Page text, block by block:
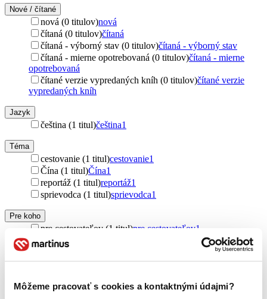
Môžeme pracovať s cookies a kontaktnými údajmi?
Nové / čítané
nová (0 titulov)nová
čítaná (0 titulov)čítaná
čítaná - výborný stav (0 titulov)čítaná - výborný stav
čítaná - mierne opotrebovaná (0 titulov)čítaná - mierne
opotrebovaná
čítané verzie vypredaných kníh (0 titulov)čítané verzie
vypredaných kníh
Jazyk
čeština (1 titul)čeština1
Téma
cestovanie (1 titul)cestovanie1
Čína (1 titul)Čína1
reportáž (1 titul)reportáž1
sprievodca (1 titul)sprievodca1
Pre koho
pre cestovateľov (1 titul)pre cestovateľov1
Pôvod
zahraničný (1 titul)zahraničný1